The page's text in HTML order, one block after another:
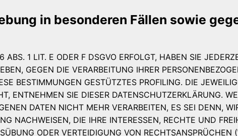
in besonderen Fällen sowie
1 LIT. E ODER F DSGVO ERFOLGT, HABEN SIE
GEGEN DIE VERARBEITUNG IHRER
BESTIMMUNGEN GESTÜTZTES PROFILING. DIE
ENTNEHMEN SIE DIESER DATENSCHUTZERKLÄRUNG.
DATEN NICHT MEHR VERARBEITEN, ES SEI DENN,
NACHWEISEN, DIE IHRE INTERESSEN, RECHTE UND
ODER VERTEIDIGUNG VON RECHTSANSPRÜCHEN